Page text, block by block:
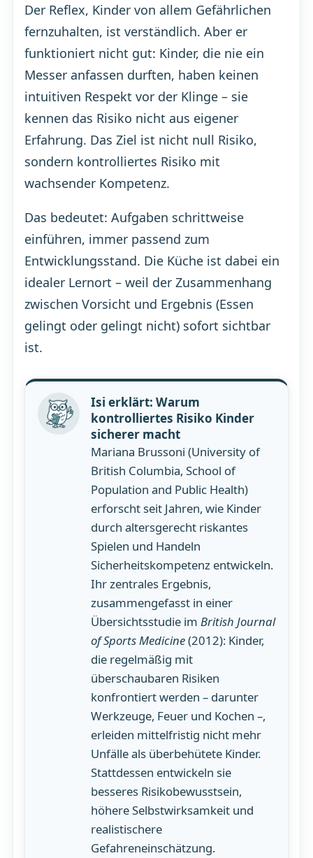
Der Reflex, Kinder von allem Gefährlichen
fernzuhalten, ist verständlich. Aber er
funktioniert nicht gut: Kinder, die nie ein
Messer anfassen durften, haben keinen
intuitiven Respekt vor der Klinge – sie
kennen das Risiko nicht aus eigener
Erfahrung. Das Ziel ist nicht null Risiko,
sondern kontrolliertes Risiko mit
wachsender Kompetenz.
Das bedeutet: Aufgaben schrittweise
einführen, immer passend zum
Entwicklungsstand. Die Küche ist dabei ein
idealer Lernort – weil der Zusammenhang
zwischen Vorsicht und Ergebnis (Essen
gelingt oder gelingt nicht) sofort sichtbar
ist.
Isi erklärt: Warum
kontrolliertes Risiko Kinder
sicherer macht
Mariana Brussoni (University of
British Columbia, School of
Population and Public Health)
erforscht seit Jahren, wie Kinder
durch altersgerecht riskantes
Spielen und Handeln
Sicherheitskompetenz entwickeln.
Ihr zentrales Ergebnis,
zusammengefasst in einer
Übersichtsstudie im British Journal
of Sports Medicine(2012): Kinder,
die regelmäßig mit
überschaubaren Risiken
konfrontiert werden – darunter
Werkzeuge, Feuer und Kochen –,
erleiden mittelfristig nicht mehr
Unfälle als überbehütete Kinder.
Stattdessen entwickeln sie
besseres Risikobewusstsein,
höhere Selbstwirksamkeit und
realistischere
Gefahreneinschätzung.